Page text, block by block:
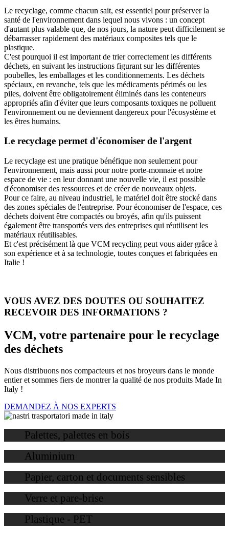
Le recyclage, comme chacun sait, est essentiel pour préserver la
santé de l'environnement dans lequel nous vivons : un concept
d'autant plus valable que, de nos jours, la nature peut difficilement se
débarrasser rapidement des matériaux composites tels que le
plastique.
C'est pourquoi il est important de trier correctement les différents
déchets, en suivant les instructions figurant sur les différentes
poubelles, les emballages et les conditionnements. Les déchets
spéciaux, en revanche, tels que les médicaments périmés ou les
piles, doivent être obligatoirement éliminés dans les conteneurs
appropriés afin d'éviter que leurs composants toxiques ne polluent
l'environnement ou ne deviennent dangereux pour l'écosystème et
les êtres humains.
Le recyclage permet d'économiser de l'argent
Le recyclage est une pratique bénéfique non seulement pour
l'environnement, mais aussi pour notre porte-monnaie et notre
espace de vie : en leur donnant une nouvelle vie, il est possible
d'économiser des ressources et de créer de nouveaux objets.
Pour ce faire, au niveau industriel, le matériel doit être stocké dans
des zones spéciales de l'entreprise. Pour économiser de l'espace, ces
déchets doivent être compactés ou broyés, afin qu'ils puissent
également être transportés vers des entreprises qui réutilisent les
matériaux réutilisables.
Et c'est précisément là que VCM recycling peut vous aider grâce à
son expérience et à sa technologie, toutes conçues et fabriquées en
Italie !
VOUS AVEZ DES DOUTES OU SOUHAITEZ
RECEVOIR DES INFORMATIONS ?
VCM, votre partenaire pour le recyclage
des déchets
Nous distribuons nos compacteurs et nos broyeurs dans le monde
entier et sommes fiers de montrer la qualité de nos produits Made In
Italy !
DEMANDEZ À NOS EXPERTS
Palettes, palettes en bois
Aluminium
Papier, carton et documents sensibles
Verre et pare-brise
Plastique - PET